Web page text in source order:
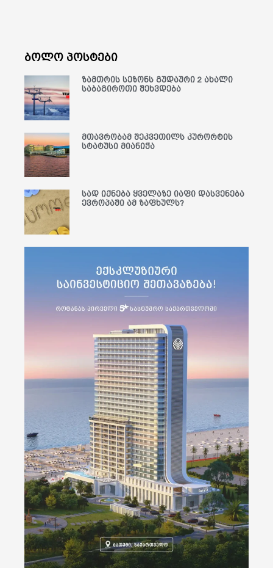
ბოლო პოსტები
ზამთრის სეზონს გუდაური 2 ახალი
საბაგიროთი შეხვდება
მთავრობამ შეკვეთილს კურორტის
სტატუსი მიანიჭა
სად იქნება ყველაზე იაფი დასვენება
ევროპაში ამ ზაფხულს?